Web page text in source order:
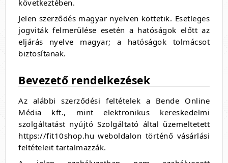
következtében.
Jelen szerződés magyar nyelven köttetik. Esetleges
jogviták felmerülése esetén a hatóságok előtt az
eljárás nyelve magyar; a hatóságok tolmácsot
biztosítanak.
Bevezető rendelkezések
Az alábbi szerződési feltételek a Bende Online
Média kft., mint elektronikus kereskedelmi
szolgáltatást nyújtó Szolgáltató által üzemeltetett
https://fit10shop.hu weboldalon történő vásárlási
feltételeit tartalmazzák.